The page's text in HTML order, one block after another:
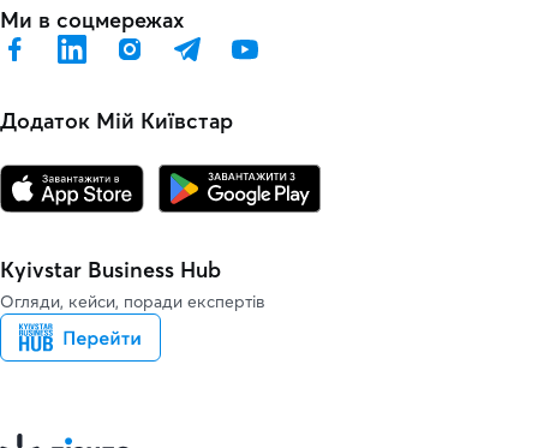
Ми в соцмережах
Додаток Мій Київстар
Kyivstar Business Hub
Огляди, кейси, поради експертів